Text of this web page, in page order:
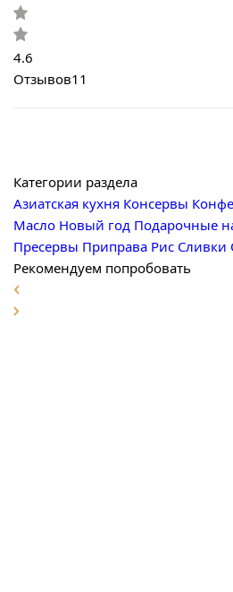
4.6
Отзывов11
Категории раздела
Азиатская кухня Консервы
Масло Новый год Подарочные
Пресервы Приправа Рис Сливки
Рекомендуем попробовать